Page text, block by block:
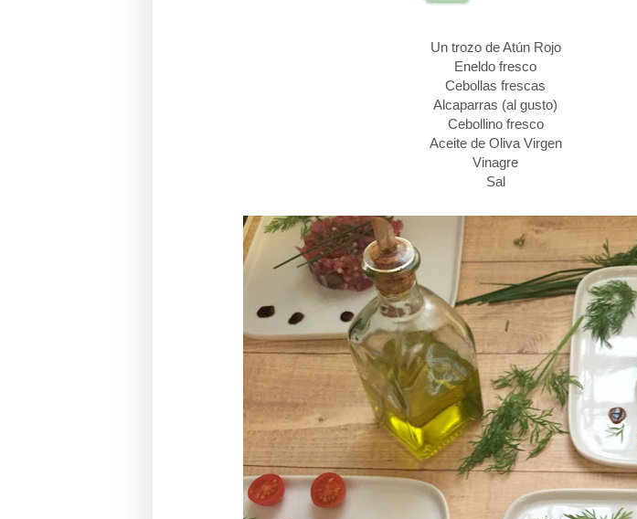
Un trozo de Atún Rojo
Eneldo fresco
Cebollas frescas
Alcaparras (al gusto)
Cebollino fresco
Aceite de Oliva Virgen
Vinagre
Sal